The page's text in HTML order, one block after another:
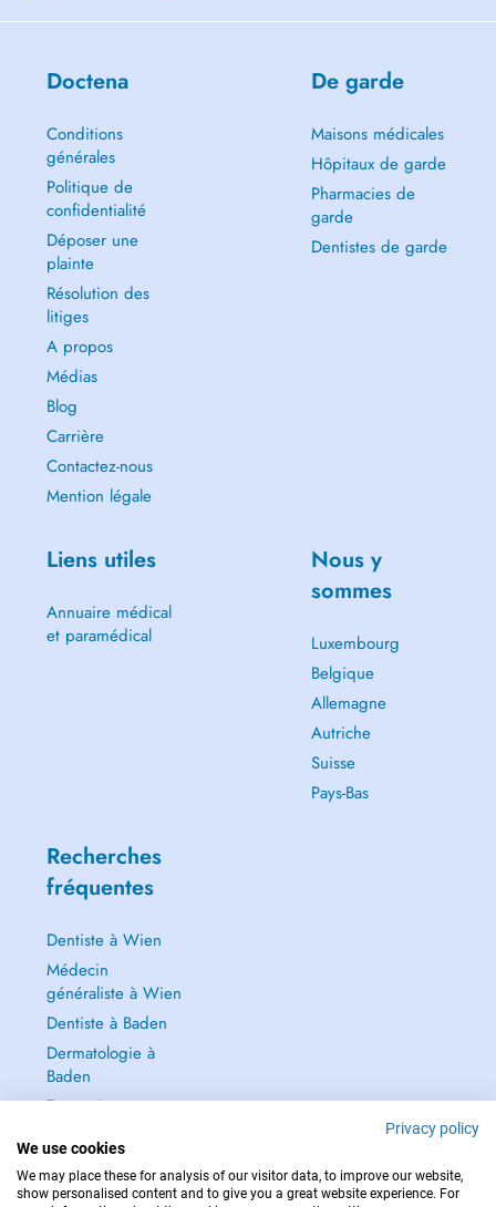
Doctena
Conditions
générales
Politique de
confidentialité
Déposer une
plainte
Résolution des
litiges
A propos
Médias
Blog
Carrière
Contactez-nous
Mention légale
De garde
Maisons médicales
Hôpitaux de garde
Pharmacies de
garde
Dentistes de garde
Liens utiles
Annuaire médical
et paramédical
Nous y
sommes
Luxembourg
Belgique
Allemagne
Autriche
Suisse
Pays-Bas
Recherches
fréquentes
Dentiste à Wien
Médecin
généraliste à Wien
Dentiste à Baden
Dermatologie à
Baden
Tout voir →
Privacy policy
We use cookies
We may place these for analysis of our visitor data, to improve our website,
show personalised content and to give you a great website experience. For